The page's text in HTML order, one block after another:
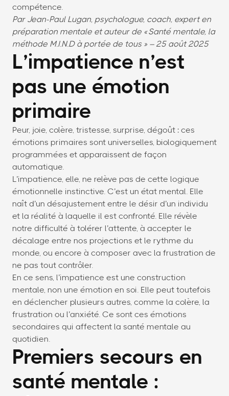
compétence.
Par Jean-Paul Lugan, psychologue, coach, expert en
préparation mentale et auteur de « Santé mentale, la
méthode M.I.N.D à portée de tous » – 25 août 2025
L’impatience n’est
pas une émotion
primaire
Peur, joie, colère, tristesse, surprise, dégoût : ces
émotions primaires sont universelles, biologiquement
programmées et apparaissent de façon
automatique.
L’impatience, elle, ne relève pas de cette logique
émotionnelle instinctive. C’est un état mental. Elle
naît d’un désajustement entre le désir d’un individu
et la réalité à laquelle il est confronté. Elle révèle
notre difficulté à tolérer l’attente, à accepter le
décalage entre nos projections et le rythme du
monde, ou encore à composer avec la frustration de
ne pas tout contrôler.
En ce sens, l’impatience est une construction
mentale, non une émotion en soi. Elle peut toutefois
en déclencher plusieurs autres, comme la colère, la
frustration ou l’anxiété. Ce sont ces émotions
secondaires qui affectent la santé mentale au
quotidien.
Premiers secours en
santé mentale :